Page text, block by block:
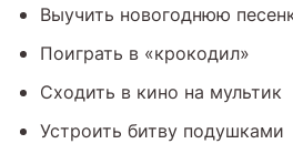
Выучить новогоднюю
Поиграть в «крокодил»
Сходить в кино на мультик
Устроить битву подушками